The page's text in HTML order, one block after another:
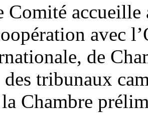
Comité accueille
avec
de
des tribunaux
Chambre